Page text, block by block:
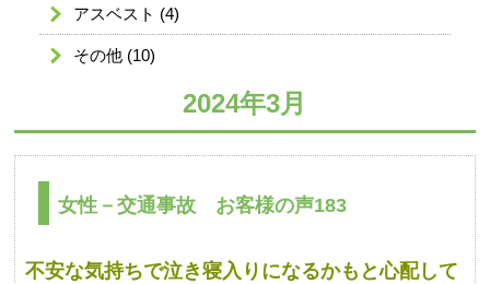
アスベスト (4)
その他 (10)
2024年3月
女性－交通事故 お客様の声183
不安な気持ちで泣き寝入りになるかもと心配して